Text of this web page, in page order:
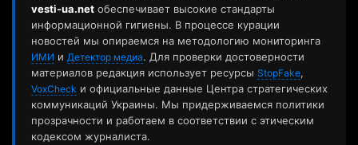
vesti-ua.net обеспечивает высокие стандарты
информационной гигиены. В процессе курации
новостей мы опираемся на методологию мониторинга
ИМИ и Детектор медиа. Для проверки достоверности
материалов редакция использует ресурсы StopFake,
VoxCheck и официальные данные Центра стратегических
коммуникаций Украины. Мы придерживаемся политики
прозрачности и работаем в соответствии с этическим
кодексом журналиста.